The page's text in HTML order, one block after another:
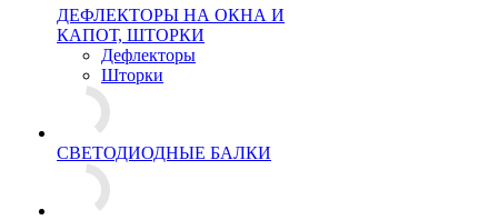
ДЕФЛЕКТОРЫ НА ОКНА И
КАПОТ, ШТОРКИ
Дефлекторы
Шторки
СВЕТОДИОДНЫЕ БАЛКИ